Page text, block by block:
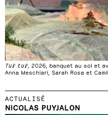
Tuf tuf, 2026, banquet au sol et
Anna Meschiari, Sarah Rosa et
ACTUALISÉ
NICOLAS PUYJALON